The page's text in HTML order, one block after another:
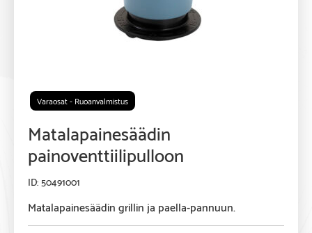
Varaosat - Ruoanvalmistus
Matalapainesäädin
painoventtiilipulloon
50491001
Matalapainesäädin grillin ja paella-pannuun.